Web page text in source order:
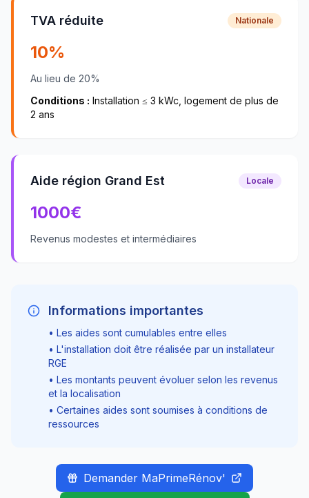
TVA réduite Nationale
10%
Au lieu de 20%
Conditions : Installation ≤ 3 kWc, logement de plus de
2 ans
Aide région Grand Est Locale
1000€
Revenus modestes et intermédiaires
Informations importantes
• Les aides sont cumulables entre elles
• L'installation doit être réalisée par un installateur
RGE
• Les montants peuvent évoluer selon les revenus
et la localisation
• Certaines aides sont soumises à conditions de
ressources
Demander MaPrimeRénov'